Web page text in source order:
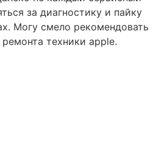
за диагностику и пайку
Могу смело рекомендовать
техники apple.